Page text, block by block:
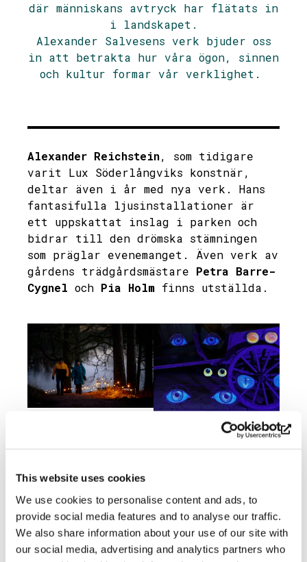
This website uses cookies
We use cookies to personalise content and ads, to
provide social media features and to analyse our traffic.
We also share information about your use of our site with
our social media, advertising and analytics partners who
där människans avtryck har flätats in
i landskapet.
Alexander Salvesens verk bjuder oss
in att betrakta hur våra ögon, sinnen
och kultur formar vår verklighet.
Alexander Reichstein, som tidigare
varit Lux Söderlångviks konstnär,
deltar även i år med nya verk. Hans
fantasifulla ljusinstallationer är
ett uppskattat inslag i parken och
bidrar till den drömska stämningen
som präglar evenemanget. Även verk av
gårdens trädgårdsmästare Petra Barre-
Cygnel och Pia Holm finns utställda.
Portin
Alexander Reichstein
2025 /By Annika
LUX Söderlångvik program
15.11–14.12Ljuskonstutställning
15.11Vernissagekl. 17–18